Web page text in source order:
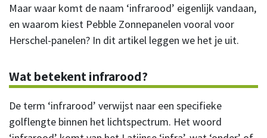
Maar waar komt de naam ‘infrarood’ eigenlijk vandaan,
en waarom kiest Pebble Zonnepanelen vooral voor
Herschel-panelen? In dit artikel leggen we het je uit.
Wat betekent infrarood?
De term ‘infrarood’ verwijst naar een specifieke
golflengte binnen het lichtspectrum. Het woord